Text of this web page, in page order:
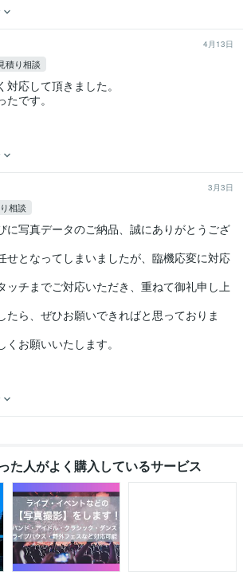
4月13日
積り相談
応して頂きました。
です。
3月3日
相談
に写真データのご納品、誠にありがとうござ
せとなってしまいましたが、臨機応変に対応
ッチまでご対応いただき、重ねて御礼申し上
たら、ぜひお願いできればと思っておりま
お願いいたします。
た人がよく購入しているサービス